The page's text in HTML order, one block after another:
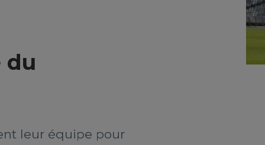
du
leur équipe pour